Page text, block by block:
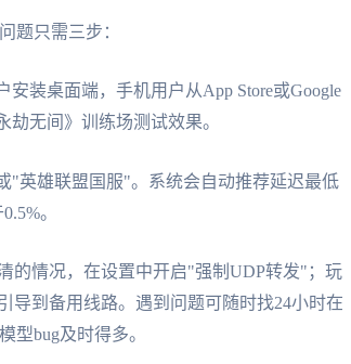
题只需三步：
装桌面端，手机用户从App Store或Google
无间》训练场测试效果。
"英雄联盟国服"。系统会自动推荐延迟最低
。
的情况，在设置中开启"强制UDP转发"；玩
导到备用线路。遇到问题可随时找24小时在
型bug及时得多。